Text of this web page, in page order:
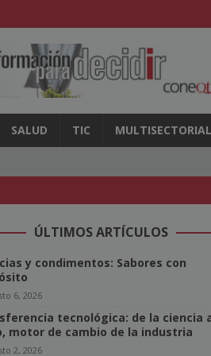
SALUD TIC MULTISECTORIAL
ÚLTIMOS ARTÍCULOS
y condimentos: Sabores con
6, 2026
tecnológica: de la ciencia
motor de cambio de la industria
2, 2026